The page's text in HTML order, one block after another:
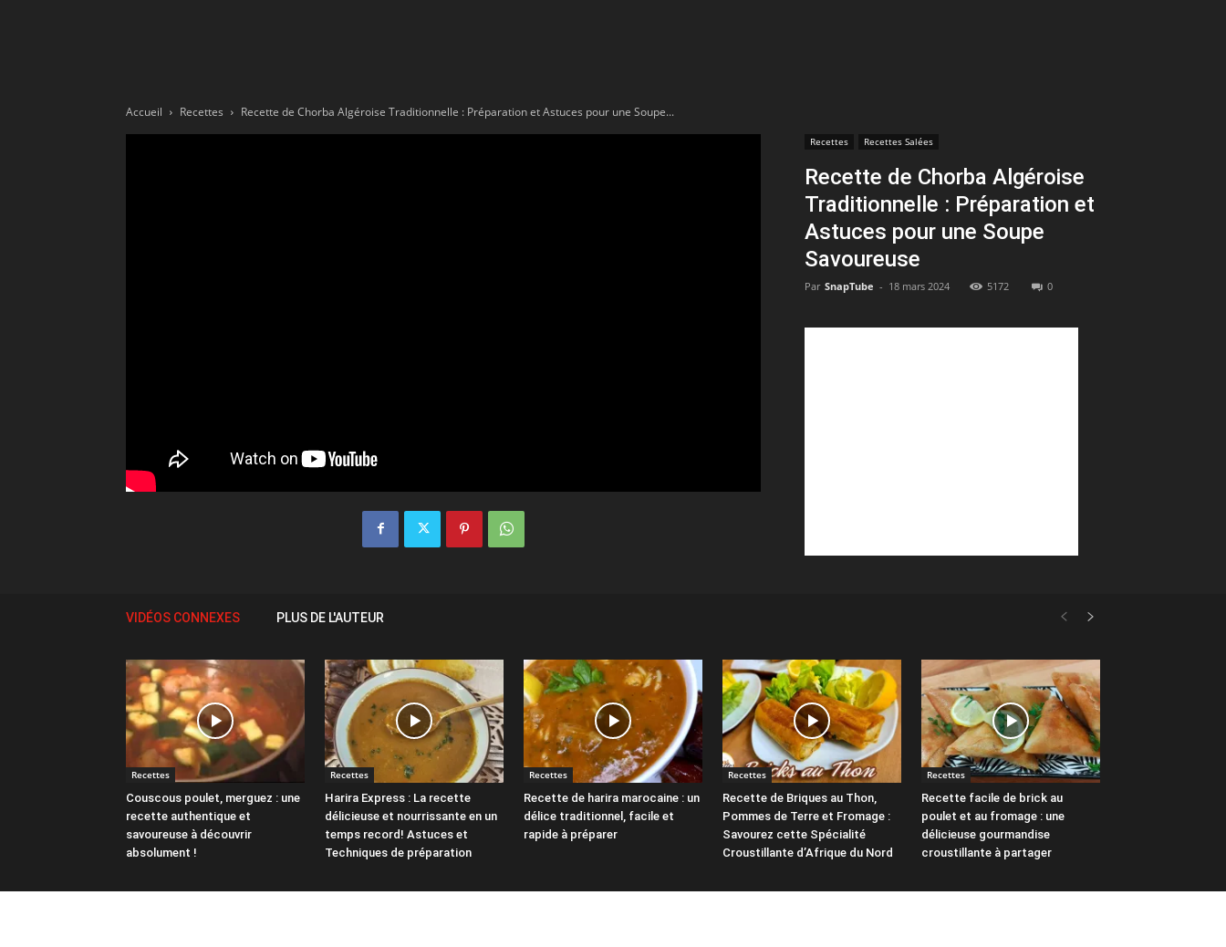
par
Accueil Recettes Recette de Chorba Algéroise Traditionnelle : Préparation et Astuces pour une Soupe...
Recettes Recettes Salées
Recette de Chorba Algéroise
Traditionnelle : Préparation et
Astuces pour une Soupe
Savoureuse
Par SnapTube - 18 mars 2024 5172 0
VIDÉOS CONNEXES PLUS DE L'AUTEUR
Recettes
Couscous poulet, merguez : une
recette authentique et
savoureuse à découvrir
absolument !
Recettes
Harira Express : La recette
délicieuse et nourrissante en un
temps record! Astuces et
Techniques de préparation
Recettes
Recette de harira marocaine : un
délice traditionnel, facile et
rapide à préparer
Recettes
Recette de Briques au Thon,
Pommes de Terre et Fromage :
Savourez cette Spécialité
Croustillante d’Afrique du Nord
Recettes
Recette facile de brick au
poulet et au fromage : une
délicieuse gourmandise
croustillante à partager